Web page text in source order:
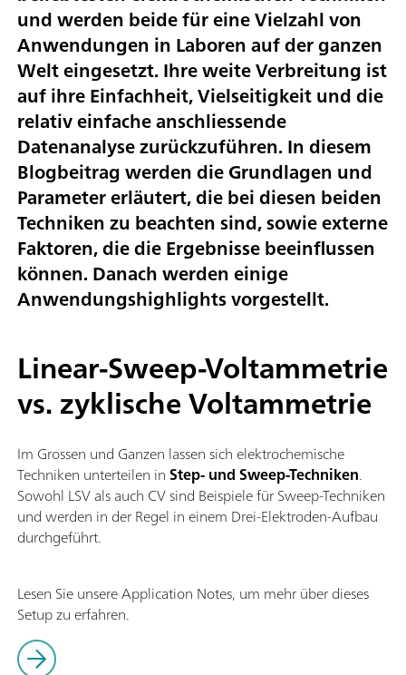
und werden beide für eine Vielzahl von
Anwendungen in Laboren auf der ganzen
Welt eingesetzt. Ihre weite Verbreitung ist
auf ihre Einfachheit, Vielseitigkeit und die
relativ einfache anschliessende
Datenanalyse zurückzuführen. In diesem
Blogbeitrag werden die Grundlagen und
Parameter erläutert, die bei diesen beiden
Techniken zu beachten sind, sowie externe
Faktoren, die die Ergebnisse beeinflussen
können. Danach werden einige
Anwendungshighlights vorgestellt.
Linear-Sweep-Voltammetrie
vs. zyklische Voltammetrie
Im Grossen und Ganzen lassen sich elektrochemische
Techniken unterteilen inStep- und Sweep-Techniken.
Sowohl LSV als auch CV sind Beispiele für Sweep-Techniken
und werden in der Regel in einem Drei-Elektroden-Aufbau
durchgeführt.
Lesen Sie unsere Application Notes, um mehr über dieses
Setup zu erfahren.